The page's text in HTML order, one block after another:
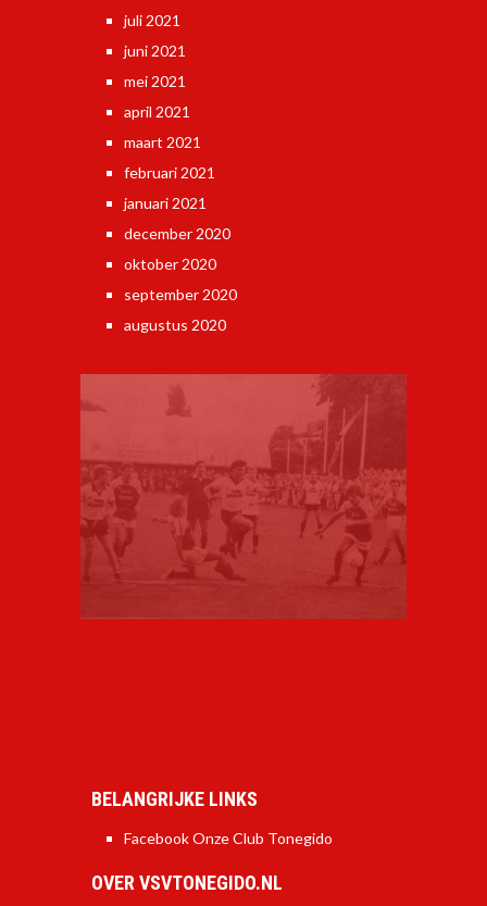
juli 2021
juni 2021
mei 2021
april 2021
maart 2021
februari 2021
januari 2021
december 2020
oktober 2020
september 2020
augustus 2020
BELANGRIJKE LINKS
Facebook Onze Club Tonegido
OVER VSVTONEGIDO.NL